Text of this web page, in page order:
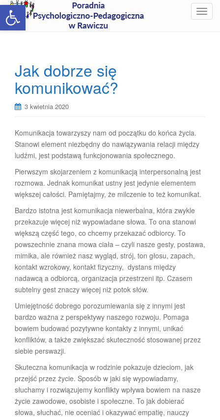
Open toolbar
T
Jak dobrze się
komunikować?
3 kwietnia 2020
Komunikacja towarzyszy nam od początku do końca życia.
Stanowi element niezbędny do nawiązywania relacji między
ludźmi, jest podstawą funkcjonowania społecznego.
Pierwszym skojarzeniem z komunikacją interpersonalną jest
rozmowa. Jednak komunikat ustny jest jedynie elementem
większej całości. Pamiętajmy, że milczenie to też komunikat.
Bardzo istotna jest komunikacja niewerbalna, która zwykle
przekazuje więcej niż wypowiadane słowa. To ona stanowi
większą część tego, co chcemy przekazać odbiorcy. To
powszechnie znana mowa ciała – czyli nasze gesty, postawa,
mimika, ale również nasz wygląd, strój, ton głosu, zapach,
kontakt wzrokowy, kontakt fizyczny, dystans między
nadawcą a odbiorcą, organizacja przestrzeni itp. Czasem
subtelny gest znaczy więcej niż potok słów.
Umiejętność dobrego porozumiewania się z innymi jest
bardzo ważna z perspektywy naszego rozwoju. Pomaga
bowiem budować pozytywne kontakty z innymi, unikać
konfliktów, a także zwiększać skuteczność stosowanej przez
siebie perswazji.
Skuteczna komunikacja w rodzinie pokazuje dzieciom, jak
przejść przez życie. Sposób w jaki się wypowiadamy,
słuchamy i rozwiązujemy konflikty wpływa bowiem na nasze
życie zawodowe, osobiste i społeczne. To jak dobierać
słowa, słuchać, nie oceniać i okazywać empatię, nauczy